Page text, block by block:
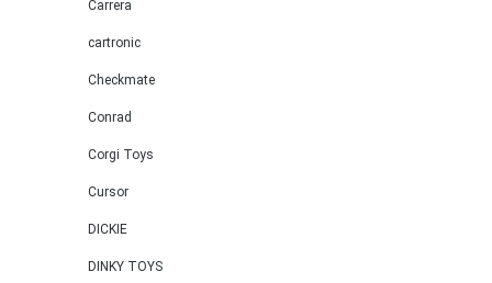
Carrera
cartronic
Checkmate
Conrad
Corgi Toys
Cursor
DICKIE
DINKY TOYS